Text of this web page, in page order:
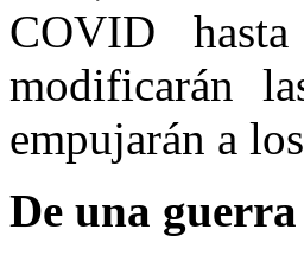
COVID
modificarán
empujarán a
De una